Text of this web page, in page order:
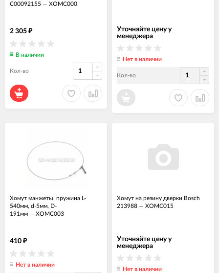
C00092155 — ХОМС000
2 305 ₽
В наличии
Кол-во
Уточняйте цену у
менеджера
Нет в наличии
Кол-во
Хомут манжеты, пружина L-
540мм, d-5мм, D-
191мм — ХОМС003
410 ₽
Нет в наличии
Хомут на резину дверки Bosch
213988 — ХОМС015
Уточняйте цену у
менеджера
Нет в наличии